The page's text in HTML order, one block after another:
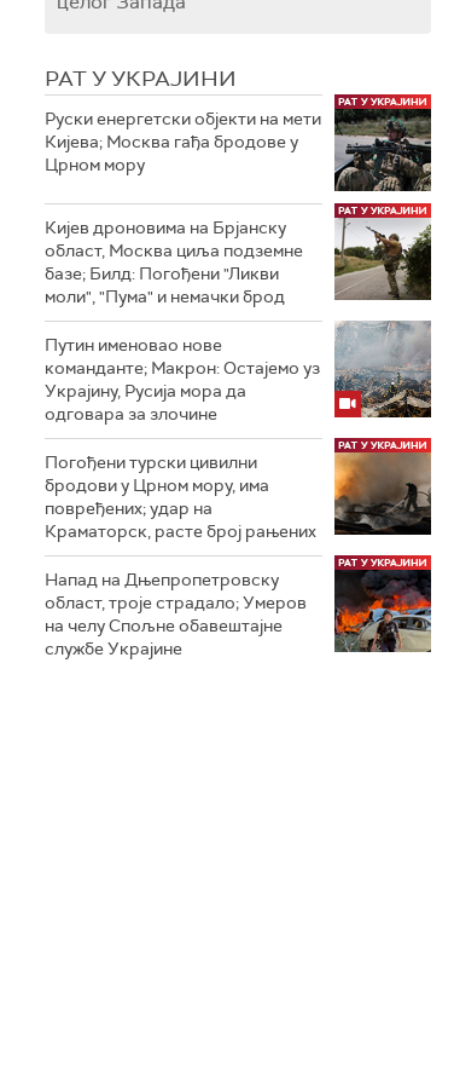
РАТ У УКРАЈИНИ
Руски енергетски објекти на мети
Кијева; Москва гађа бродове у
Црном мору
Кијев дроновима на Брјанску
област, Москва циља подземне
базе; Билд: Погођени "Ликви
моли", "Пума" и немачки брод
Путин именовао нове
команданте; Макрон: Остајемо уз
Украјину, Русија мора да
одговара за злочине
Погођени турски цивилни
бродови у Црном мору, има
повређених; удар на
Краматорск, расте број рањених
Напад на Дњепропетровску
област, троје страдалo; Умеров
на челу Спољне обавештајне
службе Украјине